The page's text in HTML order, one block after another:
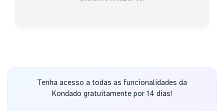
Tenha acesso a todas as funcionalidades da
Kondado gratuitamente por 14 dias!